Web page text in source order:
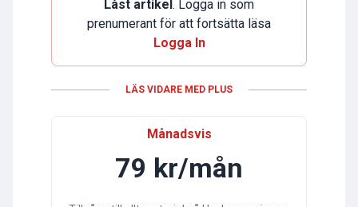
Låst artikel . Logga in som
prenumerant för att fortsätta läsa
Logga In
LÄS VIDARE MED PLUS
Månadsvis
79 kr/mån